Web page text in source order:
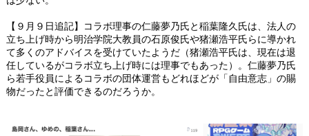
【９月９日追記】コラボ理事の仁藤夢乃氏と稲葉隆久氏は、法人の
立ち上げ時から明治学院大教員の石原俊氏や猪瀬浩平氏らに導かれ
て多くのアドバイスを受けていたようだ（猪瀬浩平氏は、現在は退
任しているがコラボ立ち上げ時には理事でもあった）。仁藤夢乃氏
ら若手役員によるコラボの団体運営もどれほどが「自由意志」の賜
物だったと評価できるのだろうか。